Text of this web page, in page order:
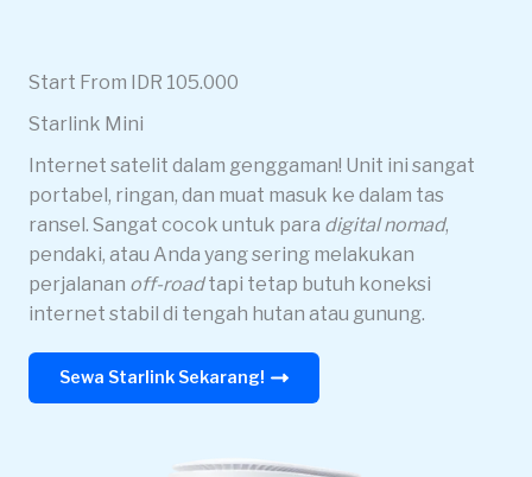
Start From IDR 105.000
Starlink Mini
Internet satelit dalam genggaman! Unit ini sangat
portabel, ringan, dan muat masuk ke dalam tas
ransel. Sangat cocok untuk para digital nomad,
pendaki, atau Anda yang sering melakukan
perjalanan off-roadtapi tetap butuh koneksi
internet stabil di tengah hutan atau gunung.
Sewa Starlink Sekarang!